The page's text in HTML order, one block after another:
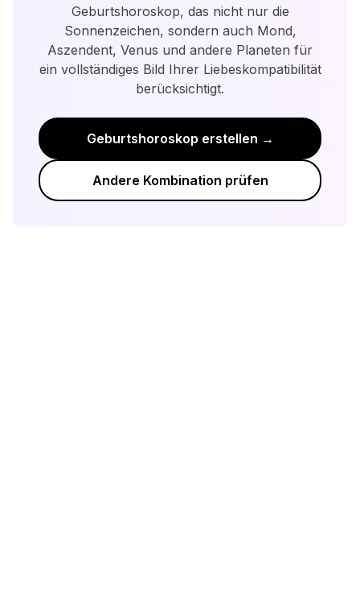
bietet eine detailliertere Analyse der
Beziehungsdynamik.
Geburtshoroskop, das nicht nur die
Sonnenzeichen, sondern auch Mond,
Aszendent, Venus und andere Planeten für
ein vollständiges Bild Ihrer Liebeskompatibilität
berücksichtigt.
Geburtshoroskop erstellen →
Andere Kombination prüfen